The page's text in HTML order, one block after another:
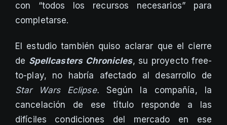
con “todos los recursos necesarios” para
completarse.
El estudio también quiso aclarar que el cierre
de Spellcasters Chronicles, su proyecto free-
to-play, no habría afectado al desarrollo de
Star Wars Eclipse. Según la compañía, la
cancelación de ese título responde a las
difíciles condiciones del mercado en ese